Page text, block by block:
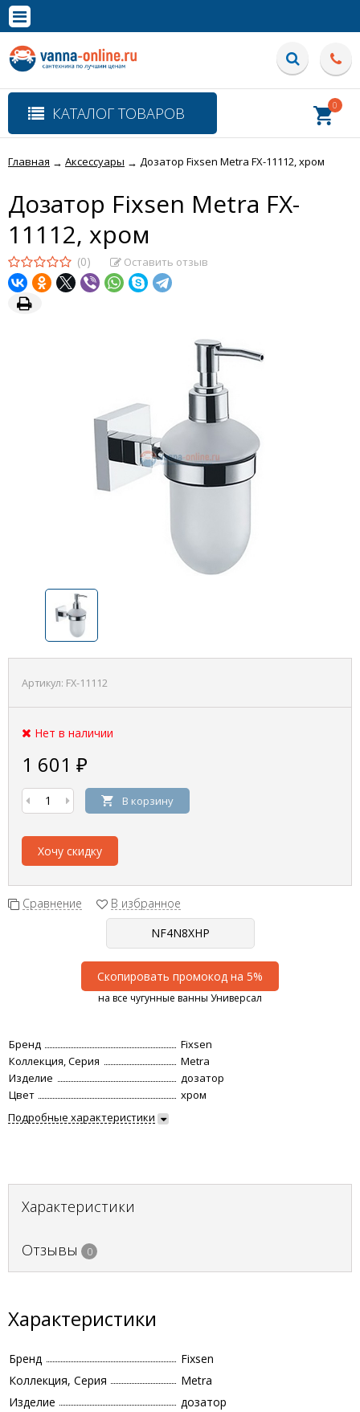
Полная версия сайта
КАТАЛОГ ТОВАРОВ 0
Главная → Аксессуары → Дозатор Fixsen Metra FX-11112, хром
Дозатор Fixsen Metra FX-
11112, хром
(0) Оставить отзыв
Артикул: FX-11112
Нет в наличии
1 601 ₽
В корзину
Хочу скидку
Сравнение В избранное
Скопировать промокод на 5%
на все чугунные ванны Универсал
Бренд
Fixsen
Коллекция, Серия
Metra
Изделие
дозатор
Цвет
хром
Подробные характеристики
Характеристики
Отзывы 0
Характеристики
Бренд
Fixsen
Коллекция, Серия
Metra
Изделие
дозатор